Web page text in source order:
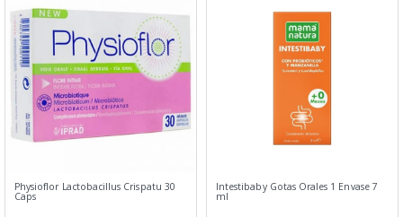
Physioflor Lactobacillus Crispatu 30
Caps
Intestibaby Gotas Orales 1 Envase 7
ml